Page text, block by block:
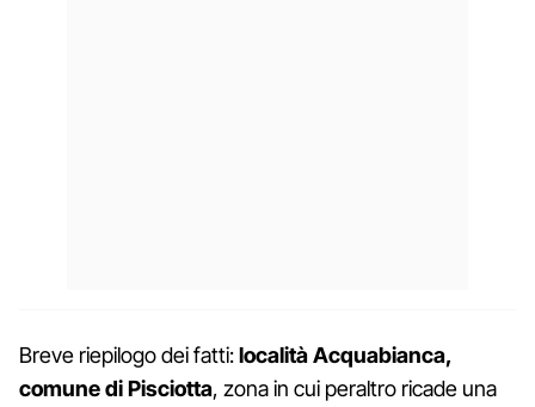
Breve riepilogo dei fatti:località Acquabianca,
comune di Pisciotta, zona in cui peraltro ricade una